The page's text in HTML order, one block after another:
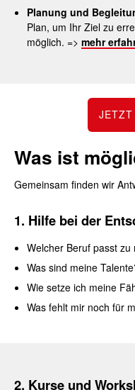
Planung und
Plan, um Ihr Ziel zu
möglich. => mehr
JETZT
Was ist
Gemeinsam finden wir
1. Hilfe bei der
Welcher Beruf passt zu
Was sind meine
Wie setze ich meine
Was fehlt mir noch für
2. Kurse und